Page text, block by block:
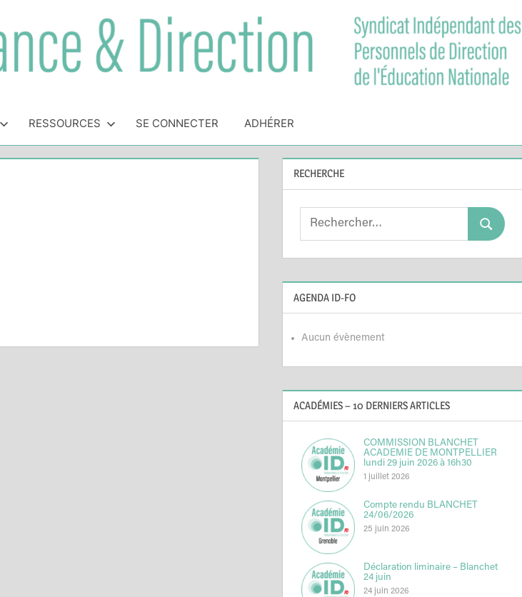
RESSOURCES SE CONNECTER ADHÉRER
RECHERCHE
Search
Search
AGENDA ID-FO
Aucun évènement
ACADÉMIES – 10 DERNIERS ARTICLES
COMMISSION BLANCHET
ACADEMIE DE MONTPELLIER
lundi 29 juin 2026 à 16h30
1 juillet 2026
Compte rendu BLANCHET
24/06/2026
25 juin 2026
Déclaration liminaire – Blanchet
24 juin
24 juin 2026